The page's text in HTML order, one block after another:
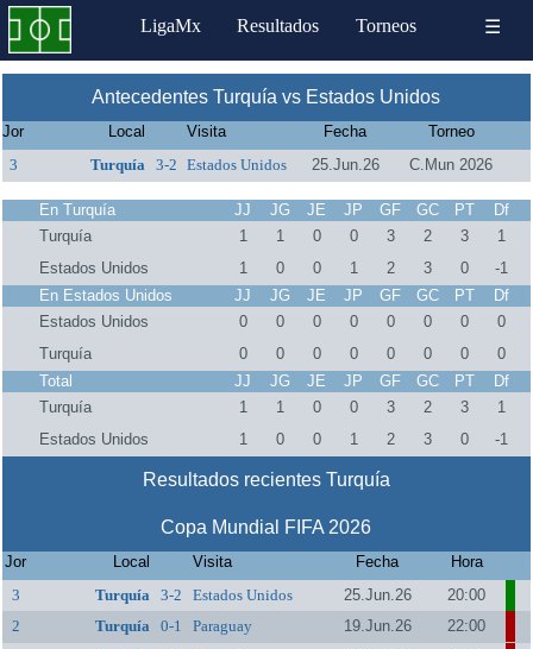
LigaMx Resultados Torneos ☰
Antecedentes Turquía vs Estados Unidos
Jor Local Visita Fecha
Torneo
3
Turquía 3-2 Estados Unidos 25.Jun.26 C.Mun 2026
En Turquía JJ JG JE JP GF GC PT
Df
Turquía
1 1 0 0 3 2 3
1
Estados Unidos
1 0 0 1 2 3 0
-1
En Estados Unidos
JJ JG JE JP GF GC PT
Df
Estados Unidos
0 0 0 0 0 0 0
0
Turquía
0 0 0 0 0 0 0
0
Total
JJ JG JE JP GF GC PT
Df
Turquía
1 1 0 0 3 2 3
1
Estados Unidos
1 0 0 1 2 3 0 -1
Resultados recientes Turquía
Copa Mundial FIFA 2026
Jor Local Visita Fecha
Hora
3
Turquía 3-2 Estados Unidos 25.Jun.26
20:00
2
Turquía 0-1 Paraguay 19.Jun.26
22:00